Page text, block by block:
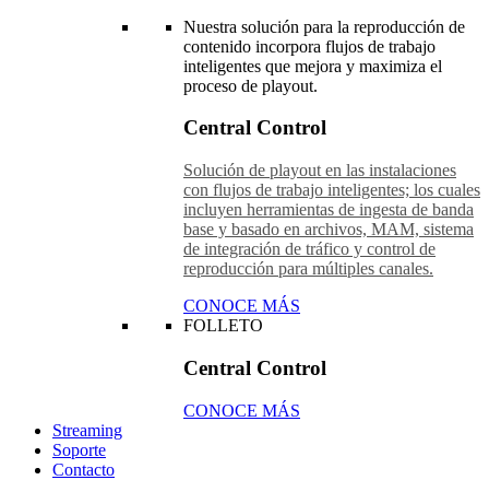
Nuestra solución para la reproducción de
contenido incorpora flujos de trabajo
inteligentes que mejora y maximiza el
proceso de playout.
Central Control
Solución de playout en las instalaciones
con flujos de trabajo inteligentes; los cuales
incluyen herramientas de ingesta de banda
base y basado en archivos, MAM, sistema
de integración de tráfico y control de
reproducción para múltiples canales.
CONOCE MÁS
FOLLETO
Central Control
CONOCE MÁS
Streaming
Soporte
Contacto